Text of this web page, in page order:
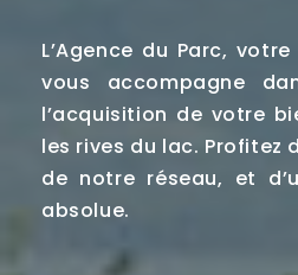
L’Agence du Parc, votre
vous accompagne
l’acquisition de votre
les rives du lac. Profitez
de notre réseau, et
absolue.